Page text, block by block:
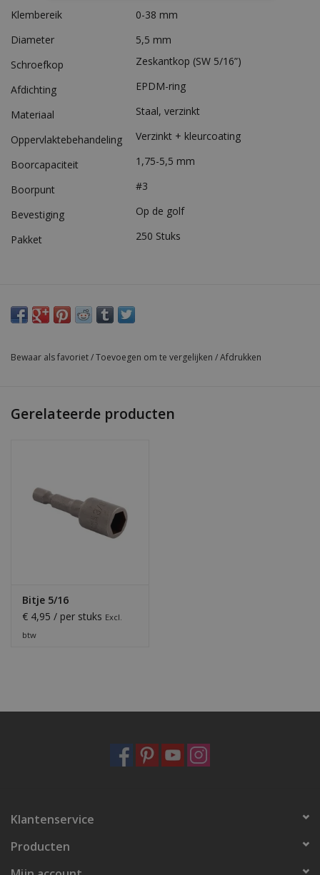
Klembereik
0-38 mm
Diameter
5,5 mm
Schroefkop
Zeskantkop (SW 5/16”)
Afdichting EPDM-ring
Materiaal Staal, verzinkt
Oppervlaktebehandeling Verzinkt + kleurcoating
Boorcapaciteit 1,75-5,5 mm
Boorpunt #3
Bevestiging Op de golf
Pakket 250 Stuks
Bewaar als favoriet/Toevoegen om te vergelijken /Afdrukken
Gerelateerde producten
Bitje 5/16
€ 4,95 / per stuks Excl.
btw
Klantenservice
Producten